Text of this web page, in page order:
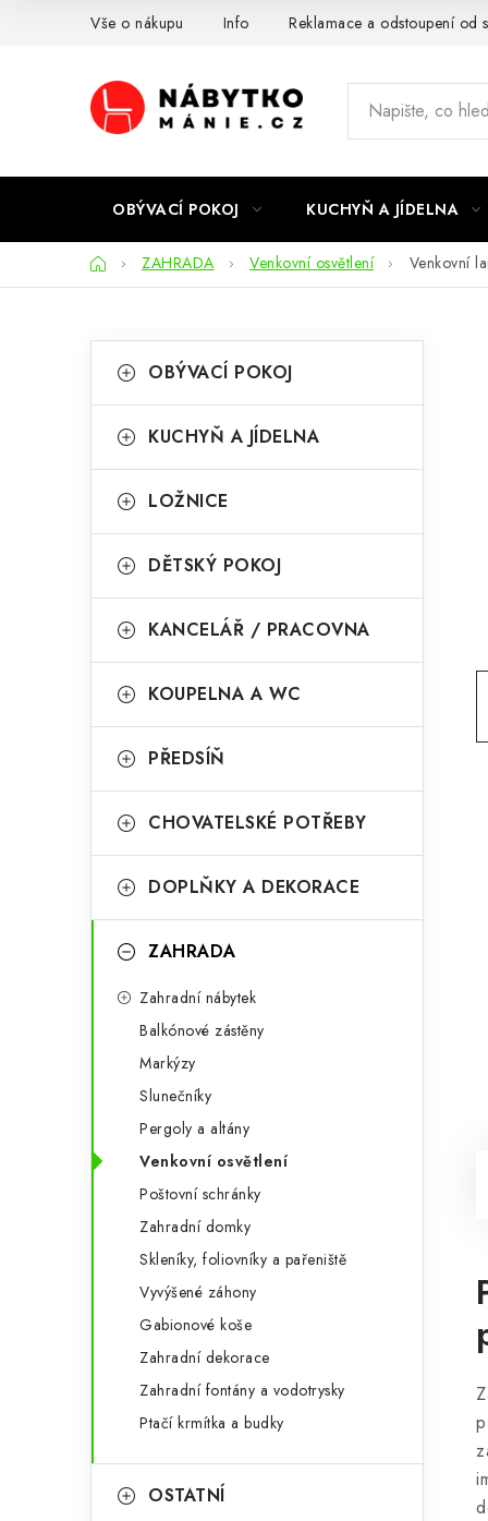
Vše o nákupu Info Reklamace a odstoupení od
OBÝVACÍ POKOJ KUCHYŇ A JÍDELNA
DomůZAHRADA Venkovní osvětlení Venkovní
o
t
r
n
n
p
e
kategorie
a
e
o
i
OBÝVACÍ POKOJ
KUCHYŇ A JÍDELNA
LOŽNICE
DĚTSKÝ POKOJ
KANCELÁŘ / PRACOVNA
KOUPELNA A WC
PŘEDSÍŇ
CHOVATELSKÉ POTŘEBY
DOPLŇKY A DEKORACE
ZAHRADA
Zahradní nábytek
Balkónové zástěny
Markýzy
Slunečníky
Pergoly a altány
Venkovní osvětlení
Poštovní schránky
Zahradní domky
Skleníky, foliovníky a pařeniště
Vyvýšené záhony
Gabionové koše
Zahradní dekorace
Zahradní fontány a vodotrysky
Ptačí krmítka a budky
OSTATNÍ